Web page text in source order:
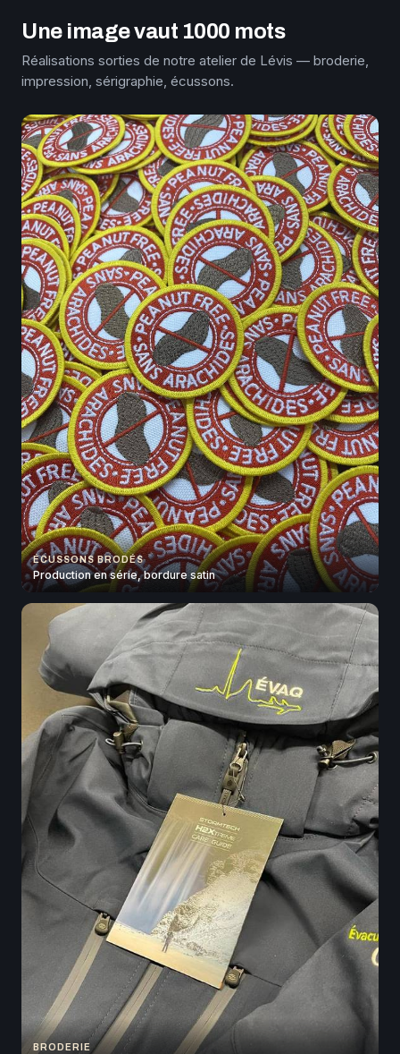
Une image vaut 1000 mots
Réalisations sorties de notre atelier de Lévis — broderie,
impression, sérigraphie, écussons.
ÉCUSSONS BRODÉS
Production en série, bordure satin
BRODERIE